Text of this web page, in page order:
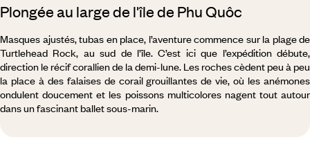
Plongée au large de l'île de Phu Quôc
Masques ajustés, tubas en place, l’aventure commence sur la plage de
Turtlehead Rock, au sud de l’île. C’est ici que l’expédition débute,
direction le récif corallien de la demi-lune. Les roches cèdent peu à peu
la place à des falaises de corail grouillantes de vie, où les anémones
ondulent doucement et les poissons multicolores nagent tout autour
dans un fascinant ballet sous-marin.